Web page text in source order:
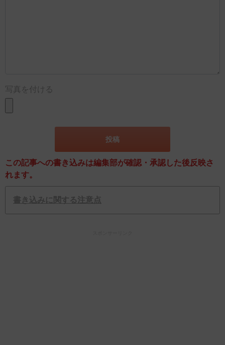
写真を付ける
この記事への書き込みは編集部が確認・承認した後反映さ
れます。
書き込みに関する注意点